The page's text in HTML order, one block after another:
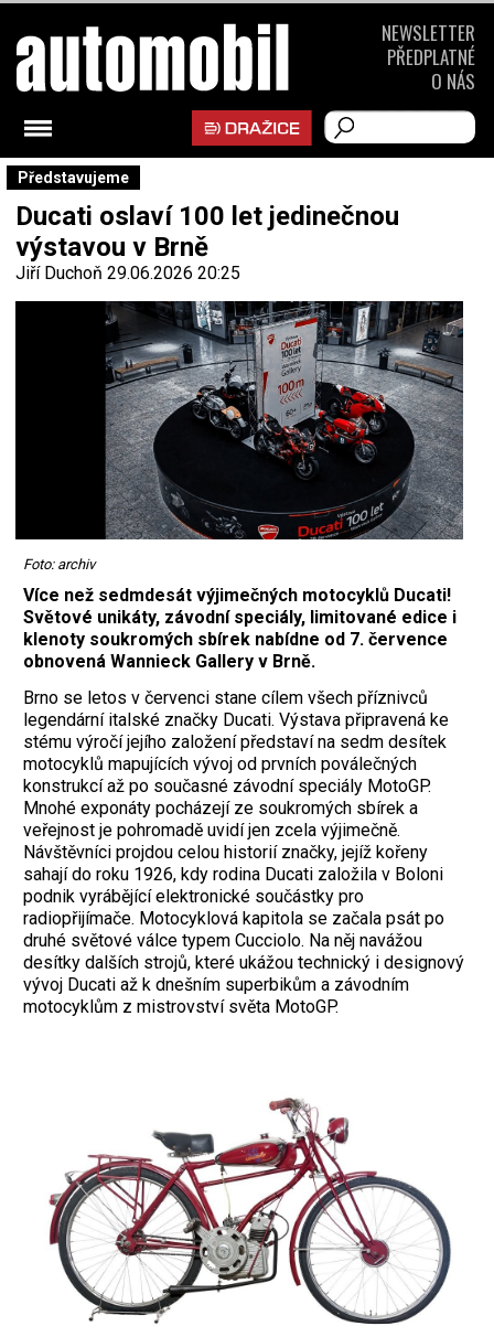
Představujeme
Ducati oslaví 100 let jedinečnou
výstavou v Brně
Jiří Duchoň 29.06.2026 20:25
Foto: archiv
Více než sedmdesát výjimečných motocyklů Ducati!
Světové unikáty, závodní speciály, limitované edice i
klenoty soukromých sbírek nabídne od 7. července
obnovená Wannieck Gallery v Brně.
Brno se letos v červenci stane cílem všech příznivců
legendární italské značky Ducati. Výstava připravená ke
stému výročí jejího založení představí na sedm desítek
motocyklů mapujících vývoj od prvních poválečných
konstrukcí až po současné závodní speciály MotoGP.
Mnohé exponáty pocházejí ze soukromých sbírek a
veřejnost je pohromadě uvidí jen zcela výjimečně.
Návštěvníci projdou celou historií značky, jejíž kořeny
sahají do roku 1926, kdy rodina Ducati založila v Boloni
podnik vyrábějící elektronické součástky pro
radiopřijímače. Motocyklová kapitola se začala psát po
druhé světové válce typem Cucciolo. Na něj navážou
desítky dalších strojů, které ukážou technický i designový
vývoj Ducati až k dnešním superbikům a závodním
motocyklům z mistrovství světa MotoGP.
NEWSLETTER
PŘEDPLATNÉ
O NÁS